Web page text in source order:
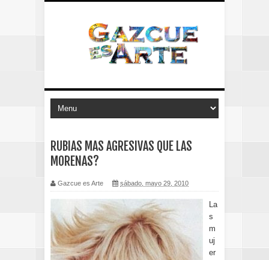
RUBIAS MAS AGRESIVAS QUE LAS
MORENAS?
Gazcue es Arte sábado, mayo 29, 2010
La
s
m
uj
er